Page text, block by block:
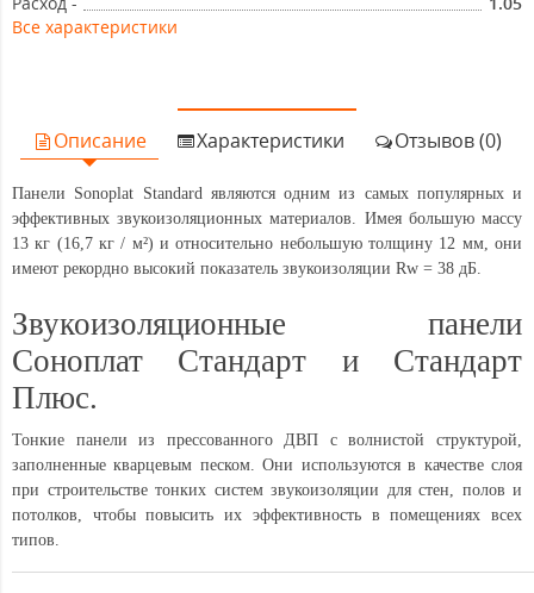
Все характеристики
Описание Характеристики Отзывов (0)
Панели Sonoplat Standard являются одним из самых популярных и
эффективных звукоизоляционных материалов. Имея большую массу
13 кг (16,7 кг / м²) и относительно небольшую толщину 12 мм, они
имеют рекордно высокий показатель звукоизоляции Rw = 38 дБ.
Звукоизоляционные панели
Соноплат Стандарт и Стандарт
Плюс.
Тонкие панели из прессованного ДВП с волнистой структурой,
заполненные кварцевым песком. Они используются в качестве слоя
при строительстве тонких систем звукоизоляции для стен, полов и
потолков, чтобы повысить их эффективность в помещениях всех
типов.